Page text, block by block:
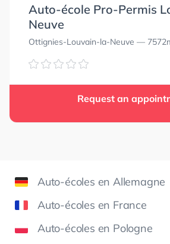
Auto-école Pro-Permis
Neuve
Ottignies-Louvain-la-Neuve —
Request an
Auto-écoles en Allemagne
Auto-écoles en France
Auto-écoles en Pologne